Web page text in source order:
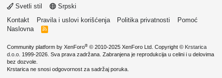
Svetli stil
Srpski
Kontakt
Pravila i uslovi korišćenja Politika privatnosti
Pomoć
Naslovna
R
Community platform by XenForo® © 2010-2025 XenForo Ltd. Copyright © Krstarica
d.o.o. 1999-2026. Sva prava zadržana. Zabranjena je reprodukcija u celini i u delovima
bez dozvole.
Krstarica ne snosi odgovornost za sadržaj poruka.